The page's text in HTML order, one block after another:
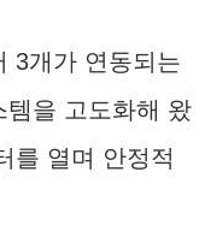
3개가 연동되는
템을 고도화해 왔
를 열며 안정적